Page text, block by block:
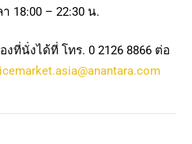
18:00 – 22:30 น.
ที่นั่งได้ที่ โทร. 0 2126 8866 ต่อ